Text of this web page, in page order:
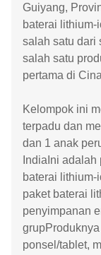
Guiyang,
baterai
salah satu dari
salah satu
pertama di
Kelompok ini
terpadu dan
dan 1 anak
IndiaIni
baterai
paket baterai
penyimpanan
ponsel/tablet,